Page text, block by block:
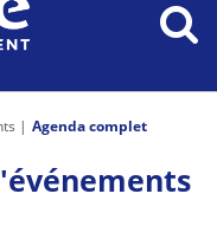
Agenda complet